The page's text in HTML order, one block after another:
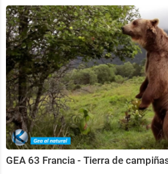
GEA 63 Francia - Tierra de